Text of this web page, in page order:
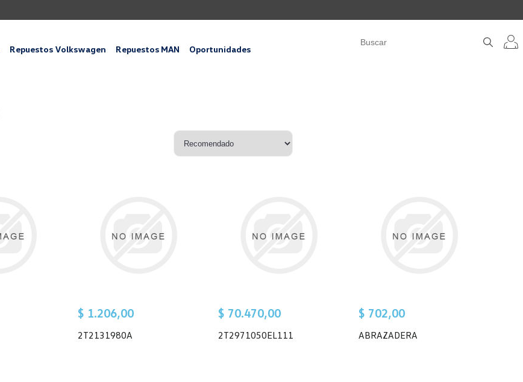
Repuestos Volkswagen Repuestos MAN Oportunidades
$ 1.206,00
2T2131980A
$ 70.470,00
2T2971050EL111
$ 702,00
ABRAZADERA